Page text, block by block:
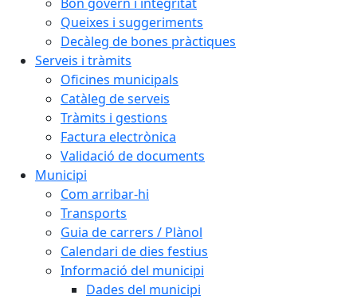
Queixes i suggeriments
Decàleg de bones pràctiques
Serveis i tràmits
Oficines municipals
Catàleg de serveis
Tràmits i gestions
Factura electrònica
Validació de documents
Municipi
Com arribar-hi
Transports
Guia de carrers / Plànol
Calendari de dies festius
Informació del municipi
Dades del municipi